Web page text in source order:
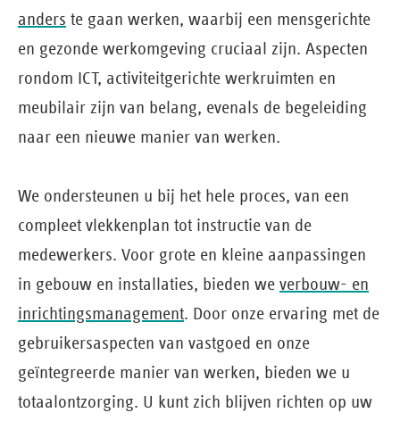
anders te gaan werken, waarbij een mensgerichte
en gezonde werkomgeving cruciaal zijn. Aspecten
rondom ICT, activiteitgerichte werkruimten en
meubilair zijn van belang, evenals de begeleiding
naar een nieuwe manier van werken.
We ondersteunen u bij het hele proces, van een
compleet vlekkenplan tot instructie van de
medewerkers. Voor grote en kleine aanpassingen
in gebouw en installaties, bieden we verbouw- en
inrichtingsmanagement. Door onze ervaring met de
gebruikersaspecten van vastgoed en onze
geïntegreerde manier van werken, bieden we u
totaalontzorging. U kunt zich blijven richten op uw